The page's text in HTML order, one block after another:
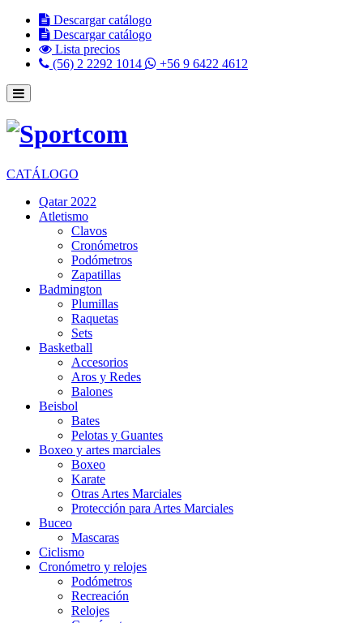
Descargar catálogo
Descargar catálogo
Lista precios
(56) 2 2292 1014
+56 9 6422 4612
CATÁLOGO
Qatar 2022
Atletismo
Clavos
Cronómetros
Podómetros
Zapatillas
Badmington
Plumillas
Raquetas
Sets
Basketball
Accesorios
Aros y Redes
Balones
Beisbol
Bates
Pelotas y Guantes
Boxeo y artes marciales
Boxeo
Karate
Otras Artes Marciales
Protección para Artes Marciales
Buceo
Mascaras
Ciclismo
Cronómetro y relojes
Podómetros
Recreación
Relojes